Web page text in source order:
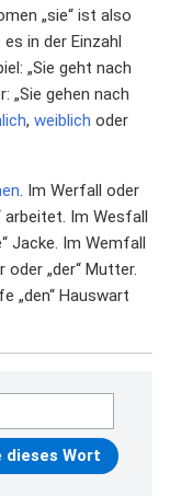
„sie“ ist also
es in der Einzahl
„Sie geht nach
„Sie gehen nach
, weiblich oder
. Im Werfall oder
arbeitet. Im Wesfall
Jacke. Im Wemfall
„der“ Mutter.
„den“ Hauswart